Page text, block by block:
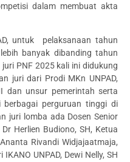
dalam membuat akta
untuk pelaksanaan tahun
banyak dibanding tahun
PNF 2025 kali ini didukung
juri dari Prodi MKn UNPAD,
dan unsur pemerintah serta
berbagai perguruan tinggi di
juri lomba ada Dosen Senior
Herlien Budiono, SH, Ketua
Rivandi Widjajaatmaja,
UNPAD, Dewi Nelly, SH